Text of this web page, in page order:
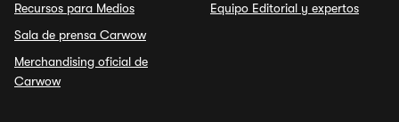
Recursos para Medios
Sala de prensa Carwow
Merchandising oficial de
Carwow
Equipo Editorial y expertos